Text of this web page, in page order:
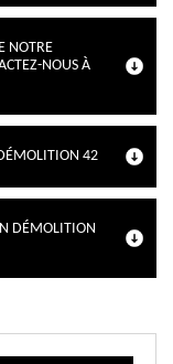
NOTRE
NOUS À
42
DÉMOLITION